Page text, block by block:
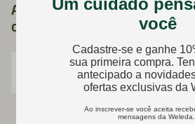
Assine nossa newsletter
de desconto no seu primeiro
Insira o endereço de e-mail